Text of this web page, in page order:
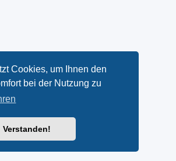
Cookies, um Ihnen den
bei der Nutzung zu
Verstanden!